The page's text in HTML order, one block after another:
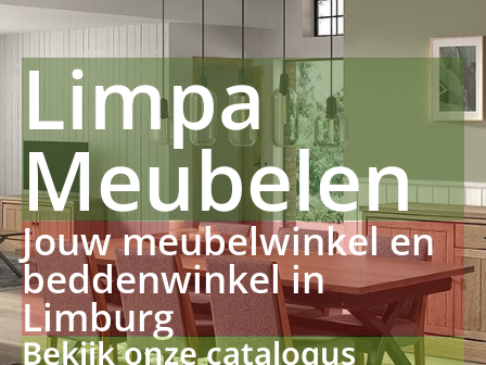
Limpa
Meubelen
Jouw meubelwinkel en
beddenwinkel in
Limburg
Bekijk onze catalogus